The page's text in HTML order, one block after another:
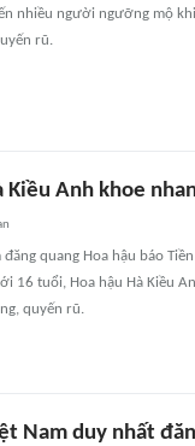
nhiều người ngưỡng mộ
rũ.
Kiều Anh khoe
quang Hoa hậu báo
16 tuổi, Hoa hậu Hà Kiều
quyến rũ.
Nam duy nhất